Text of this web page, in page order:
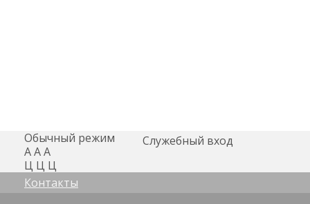
Обычный режим
ААА
Ц Ц Ц
Служебный вход
Контакты